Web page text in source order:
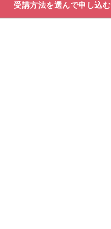
受講方法を選んで申し込む